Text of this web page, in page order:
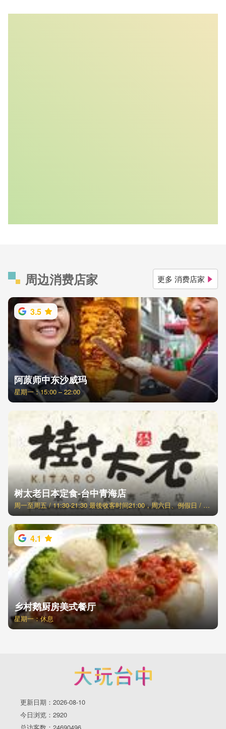
周边消费店家 更多 消费店家
3.5
阿蒝师中东沙威玛
星期一：15:00 – 22:00
树太老日本定食-台中青海店
周一至周五 / 11:30-21:30 最後收客时间21:00，周六日、例假日 / 11:00-21:30 最後收客时间21:00
4.1
乡村鹅厨房美式餐厅
星期一：休息
更新日期：2026-08-10
今日浏览：2920